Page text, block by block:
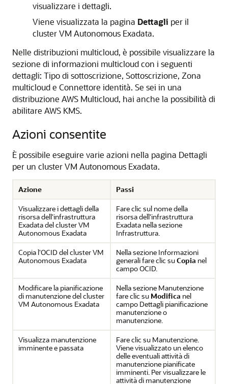
visualizzare i dettagli.
Viene visualizzata la pagina Dettagli per il
cluster VM Autonomous Exadata.
Nelle distribuzioni multicloud, è possibile visualizzare la
sezione di informazioni multicloud con i seguenti
dettagli: Tipo di sottoscrizione, Sottoscrizione, Zona
multicloud e Connettore identità. Se sei in una
distribuzione AWS Multicloud, hai anche la possibilità di
abilitare AWS KMS.
Azioni consentite
È possibile eseguire varie azioni nella pagina Dettagli
per un cluster VM Autonomous Exadata.
Azione
Passi
Visualizzare i dettagli della
risorsa dell'infrastruttura
Exadata del cluster VM
Autonomous Exadata
Fare clic sul nome della
risorsa dell'infrastruttura
Exadata nella sezione
Infrastruttura.
Copia l'OCID del cluster VM
Autonomous Exadata
Nella sezione Informazioni
generali fare clic suCopia nel
campo OCID.
Modificare la pianificazione
di manutenzione del cluster
VM Autonomous Exadata
Nella sezione Manutenzione
fare clic su Modifica nel
campo Dettagli pianificazione
manutenzione o
manutenzione.
Visualizza manutenzione
imminente e passata
Fare clic su Manutenzione.
Viene visualizzato un elenco
delle eventuali attività di
manutenzione pianificate
imminenti. Per visualizzare le
attività di manutenzione